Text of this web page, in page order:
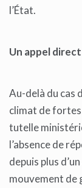
l’État.
Un appel
Au-delà du cas
climat de
tutelle
l’absence de
depuis plus
mouvement de